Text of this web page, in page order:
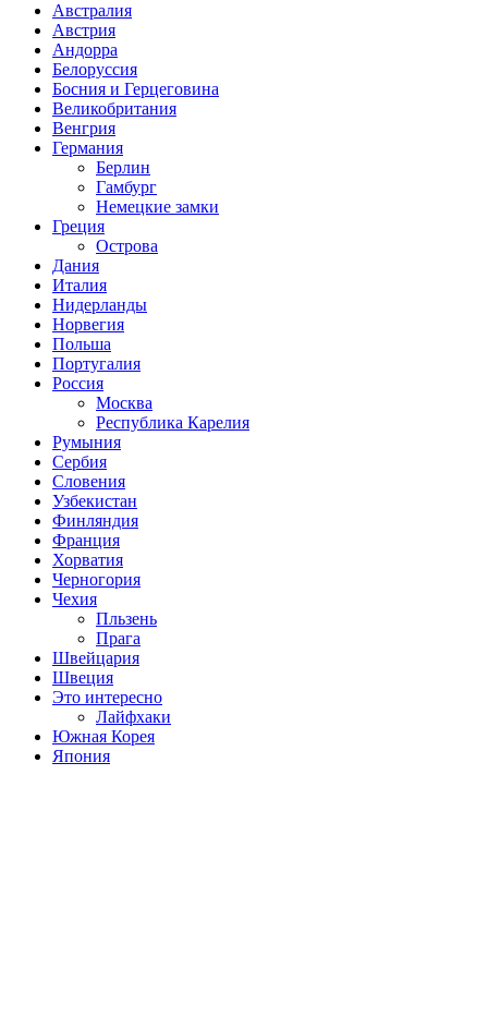
Австралия
Австрия
Андорра
Белоруссия
Босния и Герцеговина
Великобритания
Венгрия
Германия
Берлин
Гамбург
Немецкие замки
Греция
Острова
Дания
Италия
Нидерланды
Норвегия
Польша
Португалия
Россия
Москва
Республика Карелия
Румыния
Сербия
Словения
Узбекистан
Финляндия
Франция
Хорватия
Черногория
Чехия
Пльзень
Прага
Швейцария
Швеция
Это интересно
Лайфхаки
Южная Корея
Япония